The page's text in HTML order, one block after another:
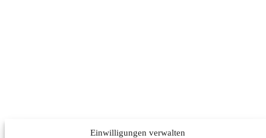
Einwilligungen verwalten